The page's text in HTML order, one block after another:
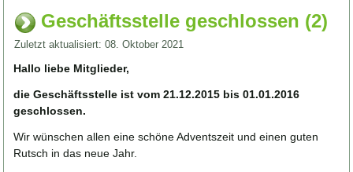
Geschäftsstelle geschlossen (2)
Zuletzt aktualisiert: 08. Oktober 2021
Hallo liebe Mitglieder,
die Geschäftsstelle ist vom 21.12.2015 bis 01.01.2016
geschlossen.
Wir wünschen allen eine schöne Adventszeit und einen guten
Rutsch in das neue Jahr.